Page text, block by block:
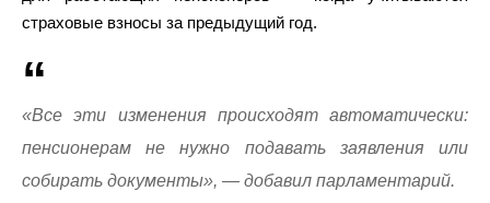
страховые взносы за предыдущий год.
«Все эти изменения происходят автоматически:
пенсионерам не нужно подавать заявления или
собирать документы», — добавил парламентарий.